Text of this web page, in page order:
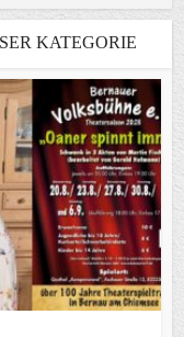
KATEGORIE